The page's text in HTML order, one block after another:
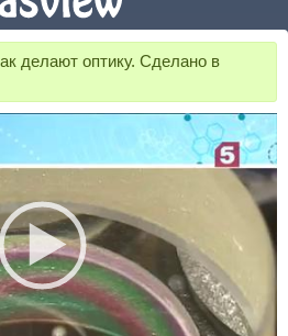
делают оптику. Сделано в